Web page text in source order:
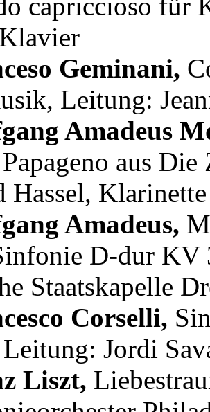
Geminani,
Leitung:
Amadeus
aus
Hassel,
Amadeus,
D-dur
Staatskapelle
Corselli,
Jordi
Liszt,